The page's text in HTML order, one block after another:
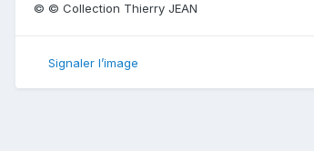
© © Collection Thierry JEAN
Signaler l’image